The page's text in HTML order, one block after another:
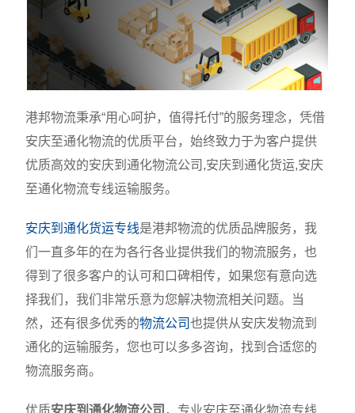
港邦物流秉承“用心呵护，值得托付”的服务理念，凭借
安庆至通化物流的优质平台，始终致力于为客户提供
优质高效的安庆到通化物流公司,安庆到通化货运,安庆
至通化物流专线运输服务。
安庆到通化货运专线是港邦物流的优质品牌服务，我
们一直多年的在为各行各业提供我们的物流服务，也
得到了很多客户的认可和口碑相传，如果您有意向选
择我们，我们非常乐意为您解决物流相关问题。当
然，还有很多优秀的物流公司也提供从安庆发物流到
通化的运输服务，您也可以多多咨询，找到合适您的
物流服务商。
优质安庆到通化物流公司 ，专业安庆至通化物流专线